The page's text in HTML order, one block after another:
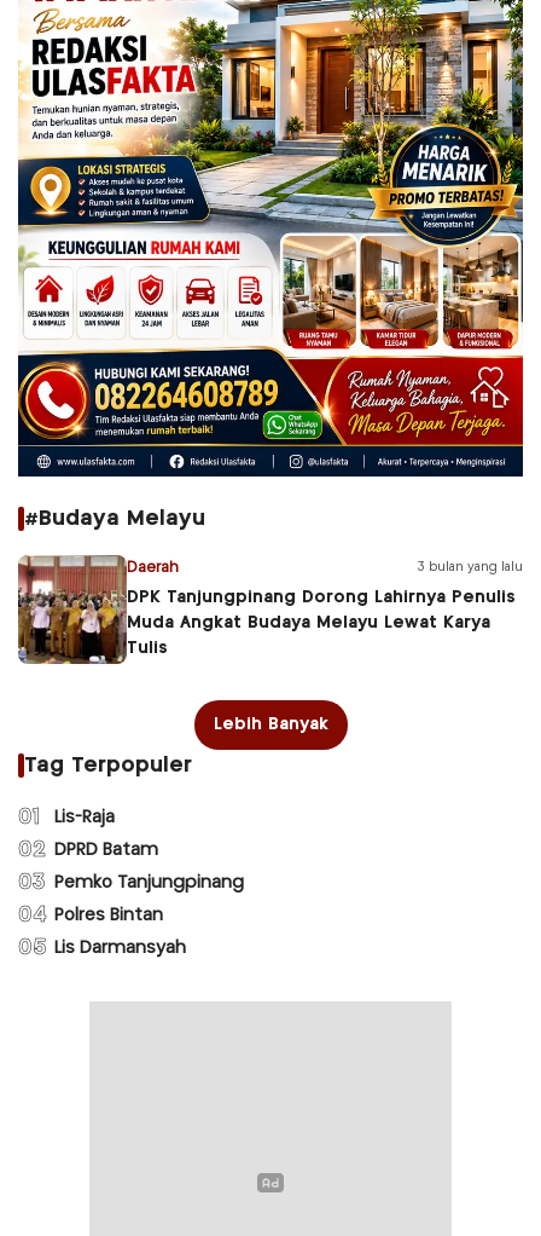
#Budaya Melayu
Daerah 3 bulan yang lalu
DPK Tanjungpinang Dorong Lahirnya Penulis
Muda Angkat Budaya Melayu Lewat Karya
Tulis
Lebih Banyak
Tag Terpopuler
01 Lis-Raja
02 DPRD Batam
03 Pemko Tanjungpinang
04 Polres Bintan
05 Lis Darmansyah